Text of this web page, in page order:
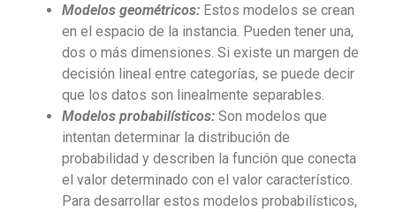
Modelos geométricos: Estos modelos se crean
en el espacio de la instancia. Pueden tener una,
dos o más dimensiones. Si existe un margen de
decisión lineal entre categorías, se puede decir
que los datos son linealmente separables.
Modelos probabilísticos: Son modelos que
intentan determinar la distribución de
probabilidad y describen la función que conecta
el valor determinado con el valor característico.
Para desarrollar estos modelos probabilísticos,